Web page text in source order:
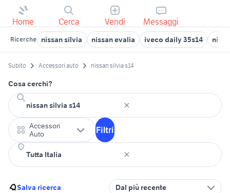
Home Cerca Vendi Messaggi
Ricerche nissan silvia nissan evalia iveco daily 35s14
Subito Accessori auto nissan silvia s14
Cosa cerchi?
Accessori
Auto
Filtri
Salva ricerca Dal più recente